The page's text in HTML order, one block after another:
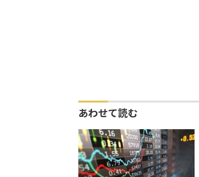
あわせて読む